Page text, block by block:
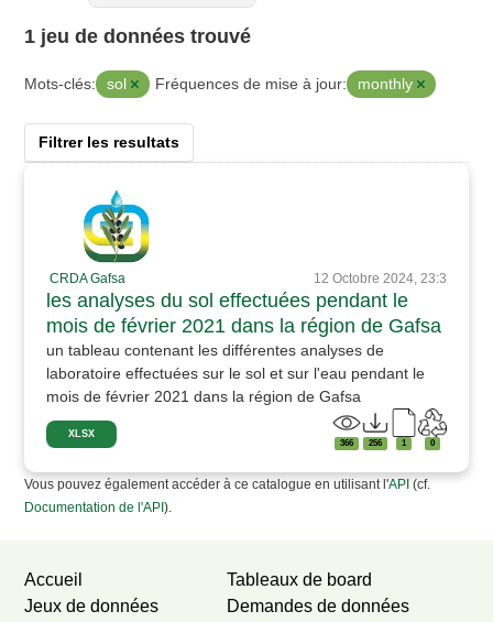
1 jeu de données trouvé
Mots-clés: sol Fréquences de mise à jour: monthly
Filtrer les resultats
CRDA Gafsa 12 Octobre 2024, 23:3
les analyses du sol effectuées pendant le
mois de février 2021 dans la région de Gafsa
un tableau contenant les différentes analyses de
laboratoire effectuées sur le sol et sur l'eau pendant le
mois de février 2021 dans la région de Gafsa
XLSX
366 256 1 0
Vous pouvez également accéder à ce catalogue en utilisant l'API (cf.
Documentation de l'API).
Accueil
Jeux de données
Tableaux de board
Demandes de données